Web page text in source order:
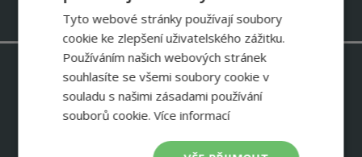
Infolinka zdarma 800 488 488
Odebírejte newsletter IVT
Informace o slevových akcích – ukázky instalací IVT – zkušenosti
zákazníků
NEWSLETTER
Tyto webové stránky používají soubory
cookie ke zlepšení uživatelského zážitku.
Používáním našich webových stránek
souhlasíte se všemi soubory cookie v
souladu s našimi zásadami používání
souborů cookie.Více informací